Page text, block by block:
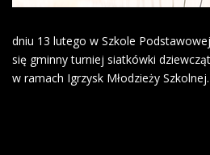
dniu 13 lutego w Szkole
się gminny turniej siatkówki
w ramach Igrzysk Młodzieży Szkolnej.